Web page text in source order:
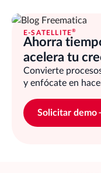
E-SATELLITE®
Ahorra
acelera tu
Convierte
y enfócate en
Solicitar demo